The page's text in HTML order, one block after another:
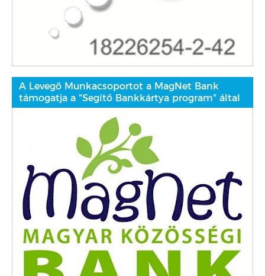
A Levegő Munkacsoportot a MagNet Bank
támogatja a "Segítő Bankkártya program" által